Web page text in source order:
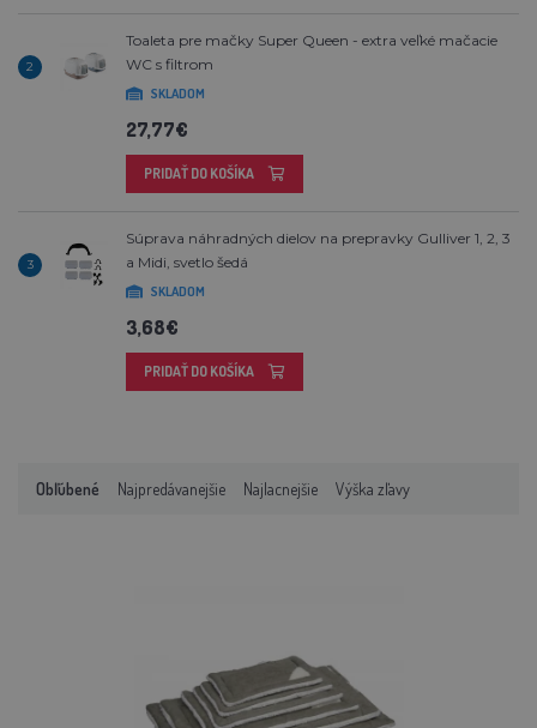
2
Toaleta pre mačky Super Queen - extra veľké mačacie
WC s filtrom
SKLADOM
27,77€
PRIDAŤ DO KOŠÍKA
3
Súprava náhradných dielov na prepravky Gulliver 1, 2, 3
a Midi, svetlo šedá
SKLADOM
3,68€
PRIDAŤ DO KOŠÍKA
Obľúbené Najpredávanejšie Najlacnejšie Výška zľavy